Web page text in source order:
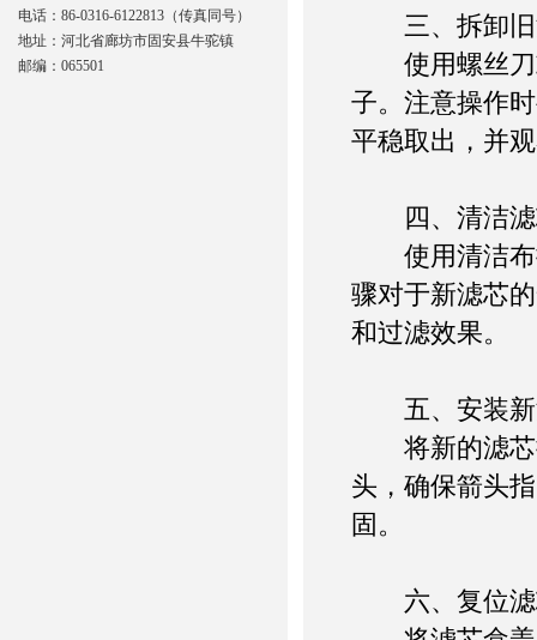
三、拆卸旧
使用螺丝刀
子。注意操作
平稳取出，并
四、清洁滤
使用清洁布
骤对于新滤芯
和过滤效果。
五、安装新
将新的滤芯
头，确保箭头
固。
六、复位滤
电话：86-0316-6122813（传真同号）
地址：河北省廊坊市固安县牛驼镇
邮编：065501